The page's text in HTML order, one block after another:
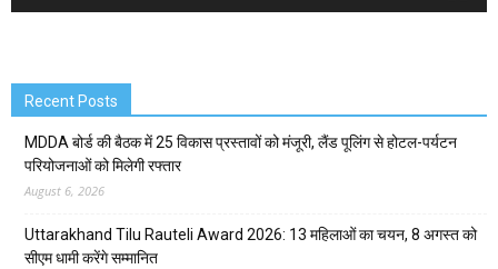
Recent Posts
MDDA बोर्ड की बैठक में 25 विकास प्रस्तावों को मंजूरी, लैंड पूलिंग से होटल-पर्यटन
परियोजनाओं को मिलेगी रफ्तार
August 6, 2026
Uttarakhand Tilu Rauteli Award 2026: 13 महिलाओं का चयन, 8 अगस्त को
सीएम धामी करेंगे सम्मानित